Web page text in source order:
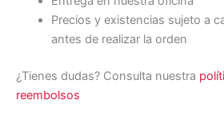
Precios y existencias sujeto a
antes de realizar la orden
¿Tienes dudas? Consulta nuestra
reembolsos